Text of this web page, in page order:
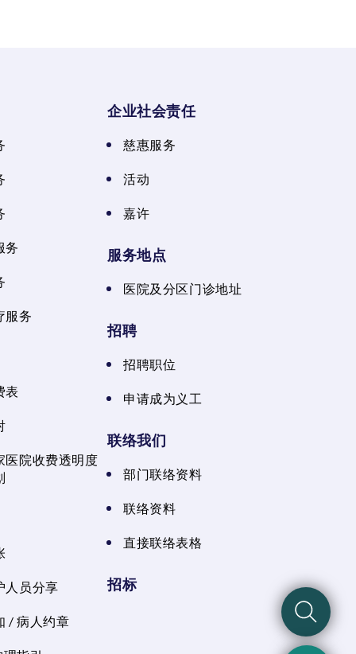
务
服务
表
医院收费透明度
人员分享
/ 病人约章
企业社会责任
慈惠服务
活动
嘉许
服务地点
医院及分区门诊地址
招聘
招聘职位
申请成为义工
联络我们
部门联络资料
联络资料
直接联络表格
招标